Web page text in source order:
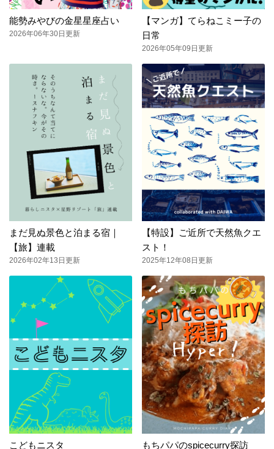
能勢みやびの金星星座占い
2026年06年30日更新
【マンガ】てらねこミー子の
日常
2026年05年09日更新
まだ見ぬ景色と泊まる宿｜
【旅】連載
2026年02年13日更新
【特設】ご近所で天然魚クエ
スト！
2025年12年08日更新
こどもニスタ もちパパのspicecurry探訪